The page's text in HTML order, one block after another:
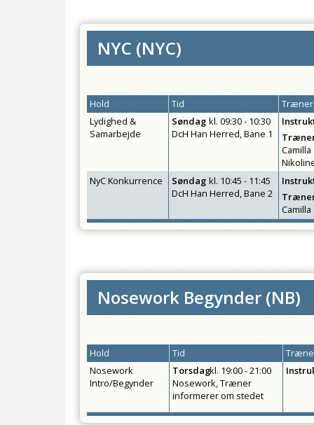
NYC (NYC)
Hold Tid
Lydighed &
Samarbejde
Søndag kl.09:30 - 10:30
DcH Han Herred, Bane 1
NyC Konkurrence
Søndag kl. 10:45 - 11:45
DcH Han Herred, Bane 2
Nosework Begynder (NB)
Hold Tid
Nosework
Intro/Begynder
Torsdagkl. 19:00 - 21:00
Nosework, Træner
informerer om stedet